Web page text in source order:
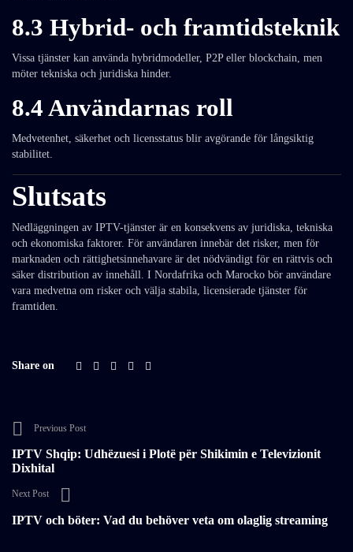
8.3 Hybrid- och framtidsteknik
Vissa tjänster kan använda hybridmodeller, P2P eller blockchain, men
möter tekniska och juridiska hinder.
8.4 Användarnas roll
Medvetenhet, säkerhet och licensstatus blir avgörande för långsiktig
stabilitet.
Slutsats
Nedläggningen av IPTV-tjänster är en konsekvens av juridiska, tekniska
och ekonomiska faktorer. För användaren innebär det risker, men för
marknaden och rättighetsinnehavare är det nödvändigt för en rättvis och
säker distribution av innehåll. I Nordafrika och Marocko bör användare
vara medvetna om risker och välja stabila, licensierade tjänster för
framtiden.
Share on
Previous Post
IPTV Shqip: Udhëzuesi i Plotë për Shikimin e Televizionit
Dixhital
Next Post
IPTV och böter: Vad du behöver veta om olaglig streaming